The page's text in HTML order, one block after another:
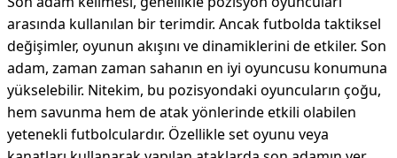
arasında kullanılan bir terimdir. Ancak futbolda taktiksel
değişimler, oyunun akışını ve dinamiklerini de etkiler. Son
adam, zaman zaman sahanın en iyi oyuncusu konumuna
yükselebilir. Nitekim, bu pozisyondaki oyuncuların çoğu,
hem savunma hem de atak yönlerinde etkili olabilen
yetenekli futbolculardır. Özellikle set oyunu veya